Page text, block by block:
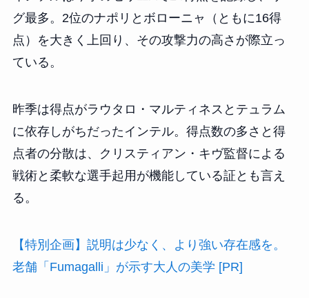
グ最多。2位のナポリとボローニャ（ともに16得
点）を大きく上回り、その攻撃力の高さが際立っ
ている。
昨季は得点がラウタロ・マルティネスとテュラム
に依存しがちだったインテル。得点数の多さと得
点者の分散は、クリスティアン・キヴ監督による
戦術と柔軟な選手起用が機能している証とも言え
る。
【特別企画】説明は少なく、より強い存在感を。
老舗「Fumagalli」が示す大人の美学 [PR]